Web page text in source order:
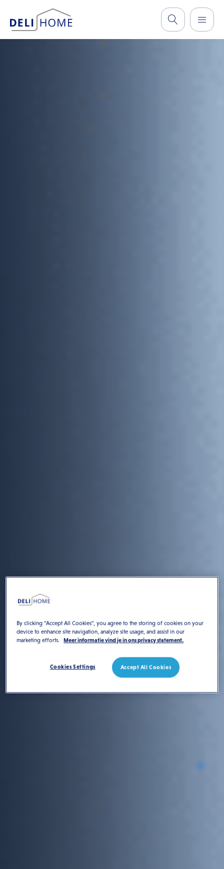
By clicking “Accept All Cookies”, you agree to the storing of cookies on your
device to enhance site navigation, analyze site usage, and assist in our
marketing efforts.
Meer informatie vind je in ons privacy statement.
Accept All Cookies
Cookies Settings